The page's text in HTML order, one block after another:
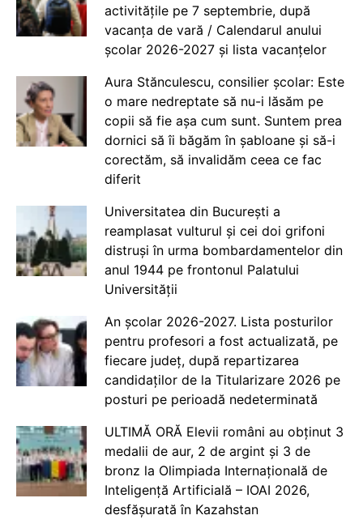
activitățile pe 7 septembrie, după
vacanța de vară / Calendarul anului
școlar 2026-2027 și lista vacanțelor
Aura Stănculescu, consilier școlar: Este
o mare nedreptate să nu-i lăsăm pe
copii să fie așa cum sunt. Suntem prea
dornici să îi băgăm în șabloane și să-i
corectăm, să invalidăm ceea ce fac
diferit
Universitatea din București a
reamplasat vulturul și cei doi grifoni
distruși în urma bombardamentelor din
anul 1944 pe frontonul Palatului
Universității
An școlar 2026-2027. Lista posturilor
pentru profesori a fost actualizată, pe
fiecare județ, după repartizarea
candidaților de la Titularizare 2026 pe
posturi pe perioadă nedeterminată
ULTIMĂ ORĂ Elevii români au obținut 3
medalii de aur, 2 de argint și 3 de
bronz la Olimpiada Internațională de
Inteligență Artificială – IOAI 2026,
desfășurată în Kazahstan